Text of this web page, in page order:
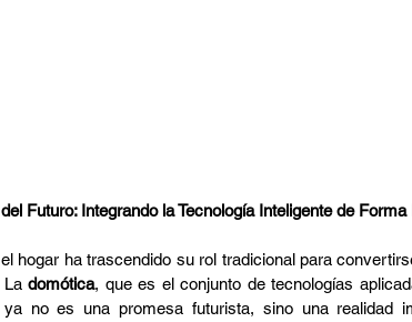
Futuro: Integrando la Tecnología Inteligente de
hogar ha trascendido su rol tradicional para
La domótica, que es el conjunto de tecnologías
ya no es una promesa futurista, sino una realidad